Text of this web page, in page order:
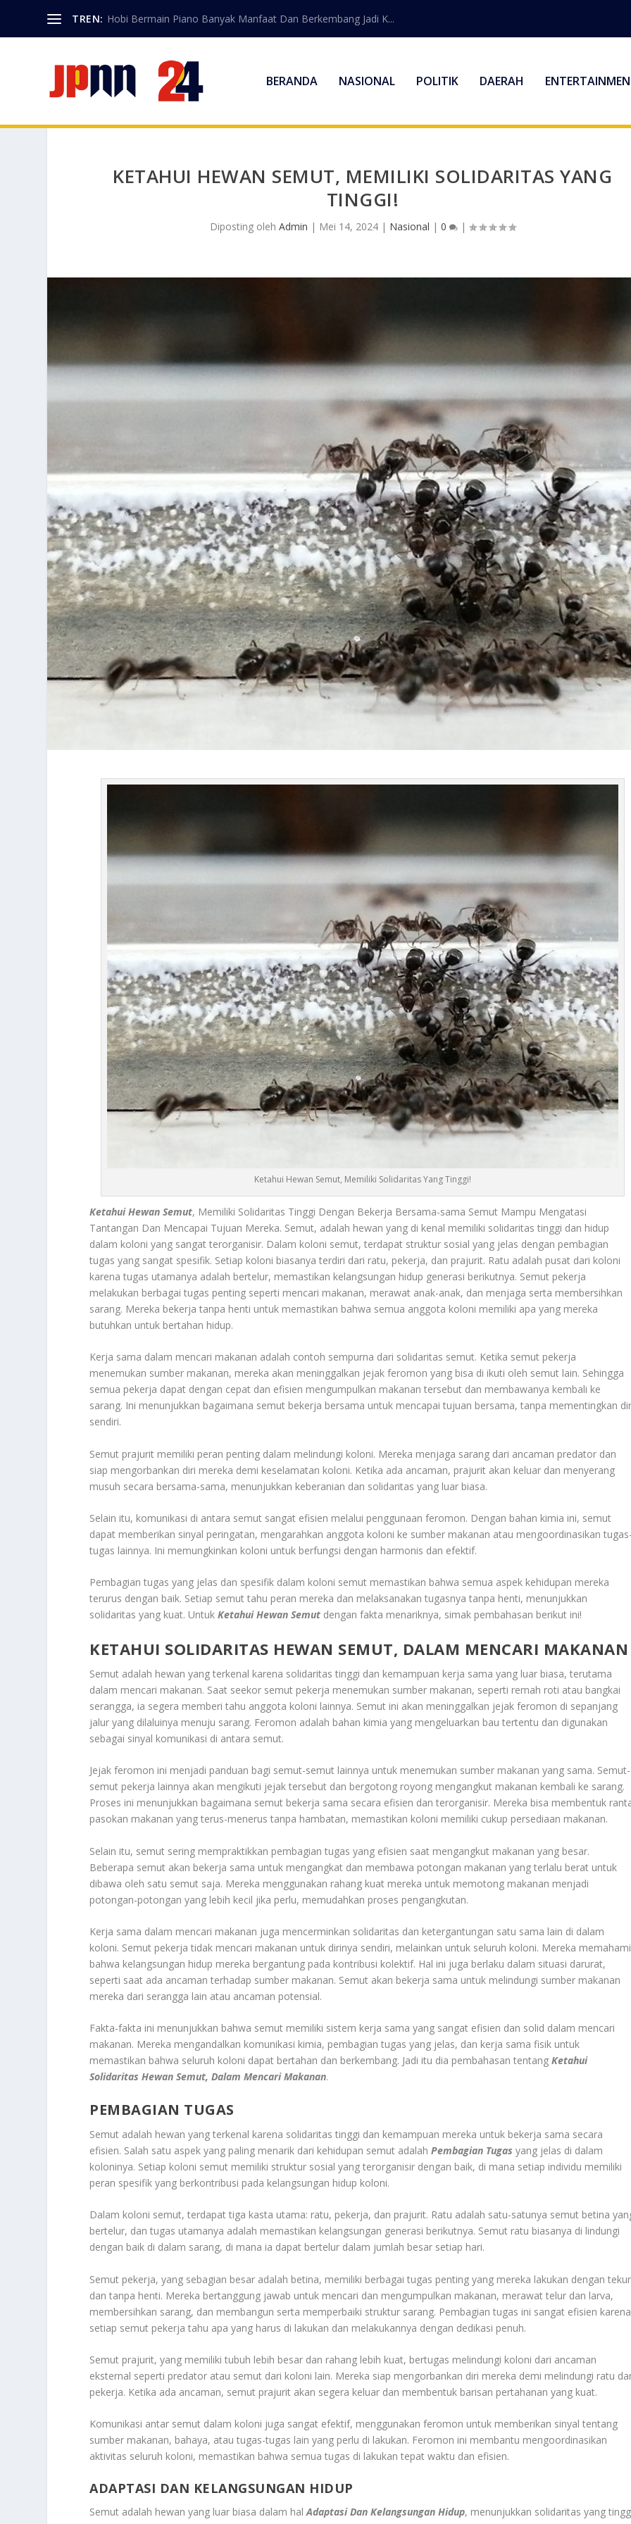
TREN: Hobi Bermain Piano Banyak Manfaat Dan Berkembang Jadi K...
BERANDA NASIONAL POLITIK DAERAH
KETAHUI HEWAN SEMUT, MEMILIKI SOLIDARITAS YANG
TINGGI!
Diposting oleh Admin | Mei 14, 2024| Nasional | 0 |
Ketahui Hewan Semut, Memiliki Solidaritas Yang Tinggi!
Ketahui Hewan Semut, Memiliki Solidaritas Tinggi Dengan Bekerja Bersama-sama Semut Mampu Mengatasi
Tantangan Dan Mencapai Tujuan Mereka. Semut, adalah hewan yang di kenal memiliki solidaritas tinggi dan hidup
dalam koloni yang sangat terorganisir. Dalam koloni semut, terdapat struktur sosial yang jelas dengan pembagian
tugas yang sangat spesifik. Setiap koloni biasanya terdiri dari ratu, pekerja, dan prajurit. Ratu adalah pusat dari koloni
karena tugas utamanya adalah bertelur, memastikan kelangsungan hidup generasi berikutnya. Semut pekerja
melakukan berbagai tugas penting seperti mencari makanan, merawat anak-anak, dan menjaga serta membersihkan
sarang. Mereka bekerja tanpa henti untuk memastikan bahwa semua anggota koloni memiliki apa yang mereka
butuhkan untuk bertahan hidup.
Kerja sama dalam mencari makanan adalah contoh sempurna dari solidaritas semut. Ketika semut pekerja
menemukan sumber makanan, mereka akan meninggalkan jejak feromon yang bisa di ikuti oleh semut lain. Sehingga
semua pekerja dapat dengan cepat dan efisien mengumpulkan makanan tersebut dan membawanya kembali ke
sarang. Ini menunjukkan bagaimana semut bekerja bersama untuk mencapai tujuan bersama, tanpa mementingkan
sendiri.
Semut prajurit memiliki peran penting dalam melindungi koloni. Mereka menjaga sarang dari ancaman predator dan
siap mengorbankan diri mereka demi keselamatan koloni. Ketika ada ancaman, prajurit akan keluar dan menyerang
musuh secara bersama-sama, menunjukkan keberanian dan solidaritas yang luar biasa.
Selain itu, komunikasi di antara semut sangat efisien melalui penggunaan feromon. Dengan bahan kimia ini, semut
dapat memberikan sinyal peringatan, mengarahkan anggota koloni ke sumber makanan atau mengoordinasikan
tugas lainnya. Ini memungkinkan koloni untuk berfungsi dengan harmonis dan efektif.
Pembagian tugas yang jelas dan spesifik dalam koloni semut memastikan bahwa semua aspek kehidupan mereka
terurus dengan baik. Setiap semut tahu peran mereka dan melaksanakan tugasnya tanpa henti, menunjukkan
solidaritas yang kuat. UntukKetahui Hewan Semut dengan fakta menariknya, simak pembahasan berikut ini!
KETAHUI SOLIDARITAS HEWAN SEMUT, DALAM MENCARI MAKANAN
Semut adalah hewan yang terkenal karena solidaritas tinggi dan kemampuan kerja sama yang luar biasa, terutama
dalam mencari makanan. Saat seekor semut pekerja menemukan sumber makanan, seperti remah roti atau bangkai
serangga, ia segera memberi tahu anggota koloni lainnya. Semut ini akan meninggalkan jejak feromon di sepanjang
jalur yang dilaluinya menuju sarang. Feromon adalah bahan kimia yang mengeluarkan bau tertentu dan digunakan
sebagai sinyal komunikasi di antara semut.
Jejak feromon ini menjadi panduan bagi semut-semut lainnya untuk menemukan sumber makanan yang sama. Semut-
semut pekerja lainnya akan mengikuti jejak tersebut dan bergotong royong mengangkut makanan kembali ke sarang.
Proses ini menunjukkan bagaimana semut bekerja sama secara efisien dan terorganisir. Mereka bisa membentuk
pasokan makanan yang terus-menerus tanpa hambatan, memastikan koloni memiliki cukup persediaan makanan.
Selain itu, semut sering mempraktikkan pembagian tugas yang efisien saat mengangkut makanan yang besar.
Beberapa semut akan bekerja sama untuk mengangkat dan membawa potongan makanan yang terlalu berat untuk
dibawa oleh satu semut saja. Mereka menggunakan rahang kuat mereka untuk memotong makanan menjadi
potongan-potongan yang lebih kecil jika perlu, memudahkan proses pengangkutan.
Kerja sama dalam mencari makanan juga mencerminkan solidaritas dan ketergantungan satu sama lain di dalam
koloni. Semut pekerja tidak mencari makanan untuk dirinya sendiri, melainkan untuk seluruh koloni. Mereka memahami
bahwa kelangsungan hidup mereka bergantung pada kontribusi kolektif. Hal ini juga berlaku dalam situasi darurat,
seperti saat ada ancaman terhadap sumber makanan. Semut akan bekerja sama untuk melindungi sumber makanan
mereka dari serangga lain atau ancaman potensial.
Fakta-fakta ini menunjukkan bahwa semut memiliki sistem kerja sama yang sangat efisien dan solid dalam mencari
makanan. Mereka mengandalkan komunikasi kimia, pembagian tugas yang jelas, dan kerja sama fisik untuk
memastikan bahwa seluruh koloni dapat bertahan dan berkembang. Jadi itu dia pembahasan tentangKetahui
Solidaritas Hewan Semut, Dalam Mencari Makanan.
PEMBAGIAN TUGAS
Semut adalah hewan yang terkenal karena solidaritas tinggi dan kemampuan mereka untuk bekerja sama secara
efisien. Salah satu aspek yang paling menarik dari kehidupan semut adalahPembagian Tugas yang jelas di dalam
koloninya. Setiap koloni semut memiliki struktur sosial yang terorganisir dengan baik, di mana setiap individu memiliki
peran spesifik yang berkontribusi pada kelangsungan hidup koloni.
Dalam koloni semut, terdapat tiga kasta utama: ratu, pekerja, dan prajurit. Ratu adalah satu-satunya semut betina
bertelur, dan tugas utamanya adalah memastikan kelangsungan generasi berikutnya. Semut ratu biasanya di lindungi
dengan baik di dalam sarang, di mana ia dapat bertelur dalam jumlah besar setiap hari.
Semut pekerja, yang sebagian besar adalah betina, memiliki berbagai tugas penting yang mereka lakukan dengan
dan tanpa henti. Mereka bertanggung jawab untuk mencari dan mengumpulkan makanan, merawat telur dan larva,
membersihkan sarang, dan membangun serta memperbaiki struktur sarang. Pembagian tugas ini sangat efisien karena
setiap semut pekerja tahu apa yang harus di lakukan dan melakukannya dengan dedikasi penuh.
Semut prajurit, yang memiliki tubuh lebih besar dan rahang lebih kuat, bertugas melindungi koloni dari ancaman
eksternal seperti predator atau semut dari koloni lain. Mereka siap mengorbankan diri mereka demi melindungi ratu
pekerja. Ketika ada ancaman, semut prajurit akan segera keluar dan membentuk barisan pertahanan yang kuat.
Komunikasi antar semut dalam koloni juga sangat efektif, menggunakan feromon untuk memberikan sinyal tentang
sumber makanan, bahaya, atau tugas-tugas lain yang perlu di lakukan. Feromon ini membantu mengoordinasikan
aktivitas seluruh koloni, memastikan bahwa semua tugas di lakukan tepat waktu dan efisien.
ADAPTASI DAN KELANGSUNGAN HIDUP
Semut adalah hewan yang luar biasa dalam halAdaptasi Dan Kelangsungan Hidup, menunjukkan solidaritas yang